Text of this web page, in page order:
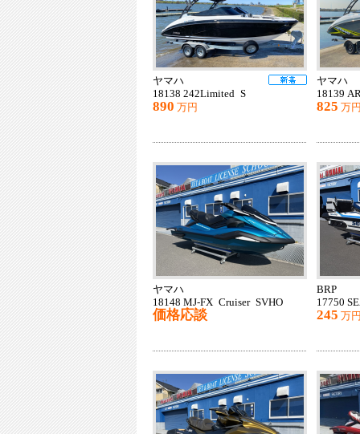
ヤマハ
18138 242Limited S
890 万円
ヤマハ
18139
825 万
ヤマハ
18148 MJ-FX Cruiser SVHO
価格応談
BRP
17750
245 万